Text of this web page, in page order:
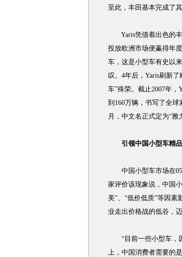
至此，丰田基本完成了
Yaris凭借着出色的丰
投放欧洲市场便赢得年
车，这是小型车有史以
叹。4年后，Yaris刷新
车”殊荣。截止2007年
到160万辆，书写了全球
月，中文名正式定为“雅
引领中国小型车精品
中国小型车市场在05
家评价该现象说，中国
美”、“低价低质”等因
业走出价格战的低谷，
“目前一些小型车，因
上，中国消费者需要的